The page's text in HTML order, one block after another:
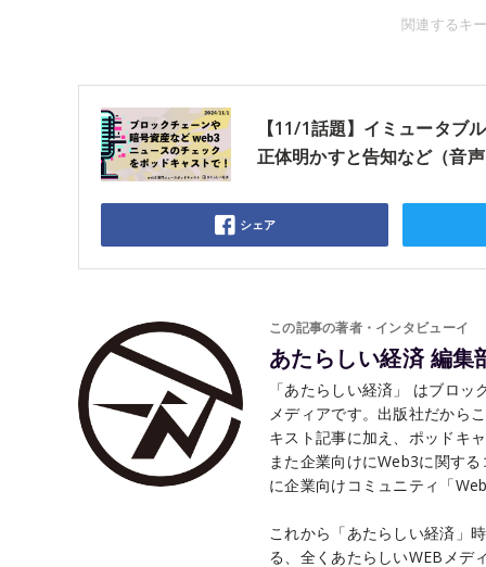
関連するキ
【11/1話題】イミュータブ
正体明かすと告知など（音
シェア
この記事の著者・インタビューイ
あたらしい経済 編集
「あたらしい経済」 はブロ
メディアです。出版社だから
キスト記事に加え、ポッドキ
また企業向けにWeb3に関す
に企業向けコミュニティ「
これから「あたらしい経済」
る、全くあたらしいWEBメデ